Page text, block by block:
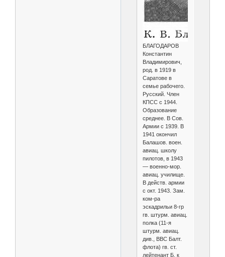
БЛАГОДАРОВ
Константин
Владимирович,
род. в 1919 в
Саратове в
семье рабочего.
Русский. Член
КПСС с 1944.
Образование
среднее. В Сов.
Армии с 1939. В
1941 окончил
Балашов. воен.
авиац. школу
пилотов, в 1943
— военно-мор.
авиац. училище.
В действ. армии
с окт. 1943. Зам.
ком-ра
эскадрильи 8-гр
гв. штурм. авиац.
полка (11-я
штурм. авиац.
див., ВВС Балт.
флота) гв. ст.
лейтенант Б. к